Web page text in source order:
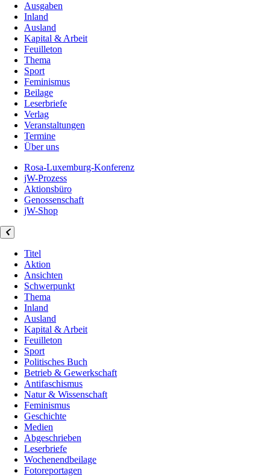
Ausgaben
Inland
Ausland
Kapital & Arbeit
Feuilleton
Thema
Sport
Feminismus
Beilage
Leserbriefe
Verlag
Veranstaltungen
Termine
Über uns
Rosa-Luxemburg-Konferenz
jW-Prozess
Aktionsbüro
Genossenschaft
jW-Shop
Titel
Aktion
Ansichten
Schwerpunkt
Thema
Inland
Ausland
Kapital & Arbeit
Feuilleton
Sport
Politisches Buch
Betrieb & Gewerkschaft
Antifaschismus
Natur & Wissenschaft
Feminismus
Geschichte
Medien
Abgeschrieben
Leserbriefe
Wochenendbeilage
Fotoreportagen